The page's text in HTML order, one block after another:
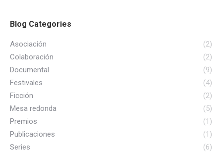
Blog Categories
Asociación
(2)
Colaboración
(2)
Documental
(9)
Festivales
(4)
Ficción
(2)
Mesa redonda
(5)
Premios
(1)
Publicaciones
(1)
Series
(6)